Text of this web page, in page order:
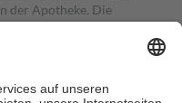
der Apotheke. Die
Teil davon als Zuzahlung
in Höhe von zehn